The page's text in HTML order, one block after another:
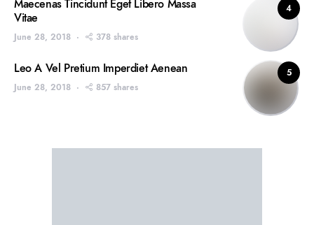
4
Maecenas Tincidunt Eget Libero Massa
Vitae
June 28, 2018 378 shares
5
Leo A Vel Pretium Imperdiet Aenean
June 28, 2018 857 shares